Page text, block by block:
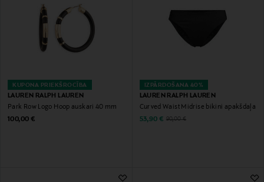
KUPONA PRIEKŠROCĪBA
LAUREN RALPH LAUREN
Park Row Logo Hoop auskari 40 mm
Original Price
100,00 €
IZPĀRDOŠANA 40%
LAUREN RALPH LAUREN
Curved Waist Midrise bikini apakšdaļa
Discounted Price
53,90 € Original Price
90,00 €